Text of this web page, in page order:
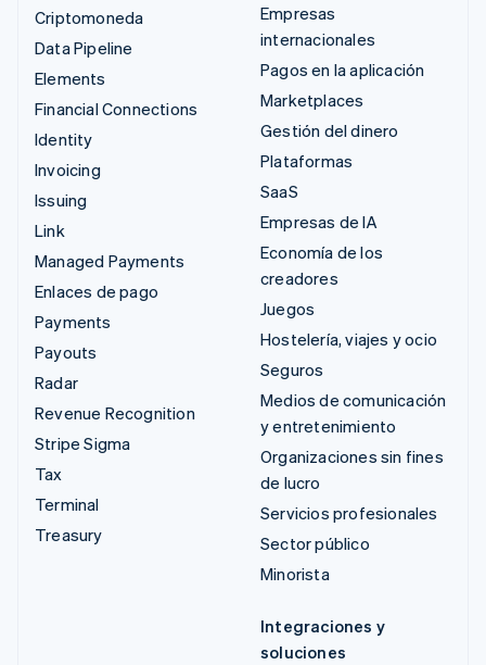
Criptomoneda
Data Pipeline
Elements
Financial Connections
Identity
Invoicing
Issuing
Link
Managed Payments
Enlaces de pago
Payments
Payouts
Radar
Revenue Recognition
Stripe Sigma
Tax
Terminal
Treasury
Empresas
internacionales
Pagos en la aplicación
Marketplaces
Gestión del dinero
Plataformas
SaaS
Empresas de IA
Economía de los
creadores
Juegos
Hostelería, viajes y ocio
Seguros
Medios de comunicación
y entretenimiento
Organizaciones sin fines
de lucro
Servicios profesionales
Sector público
Minorista
Integraciones y
soluciones